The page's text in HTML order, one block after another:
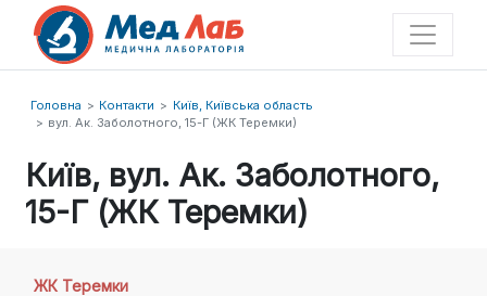
Головна Контакти
Київ, Київська область
вул. Ак. Заболотного, 15-Г (ЖК Теремки)
Київ, вул. Ак. Заболотного,
15-Г (ЖК Теремки)
ЖК Теремки